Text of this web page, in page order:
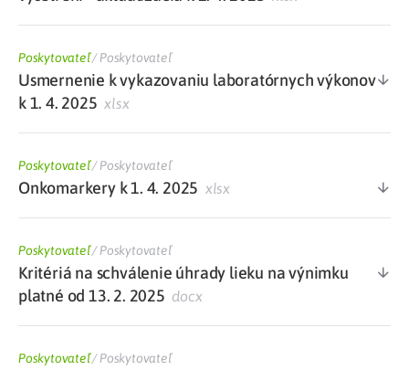
Poskytovateľ/Poskytovateľ
Usmernenie k vykazovaniu laboratórnych výkonov
k 1. 4. 2025 xlsx
Poskytovateľ/Poskytovateľ
Onkomarkery k 1. 4. 2025 xlsx
Poskytovateľ/Poskytovateľ
Kritériá na schválenie úhrady lieku na výnimku
platné od 13. 2. 2025 docx
Poskytovateľ/Poskytovateľ